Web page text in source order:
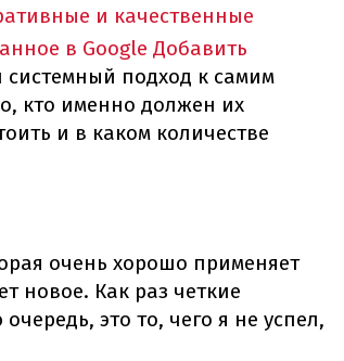
и качественные
в Google Добавить
системный подход к самим
кто именно должен их
и в каком количестве
очень хорошо применяет
новое. Как раз четкие
это то, чего я не успел,